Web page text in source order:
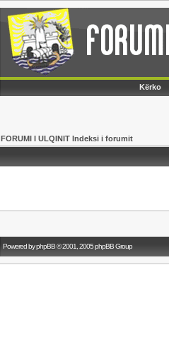
Kërko
FORUMI I ULQINIT Indeksi i forumit
Powered byphpBB© 2001, 2005 phpBB Group